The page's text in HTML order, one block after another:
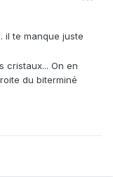
il te manque juste
cristaux... On en
du biterminé